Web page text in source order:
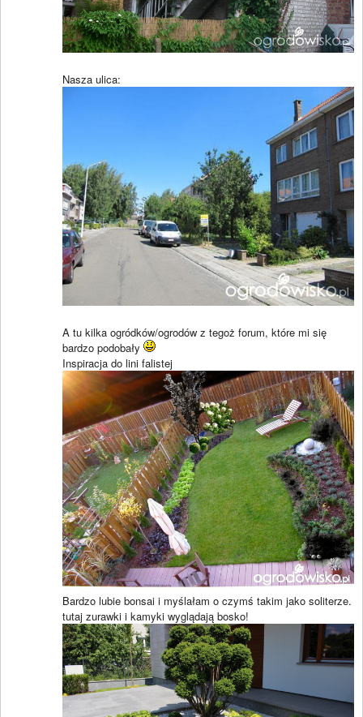
Nasza ulica:
A tu kilka ogródków/ogrodów z tegoż forum, które mi się
bardzo podobały
Inspiracja do lini falistej
Bardzo lubie bonsai i myślałam o czymś takim jako soliterze.
tutaj zurawki i kamyki wyglądają bosko!